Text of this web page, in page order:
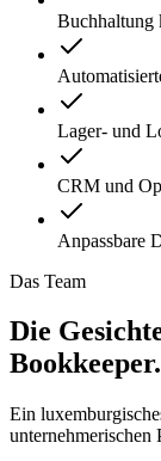
Buchhaltung
Lager- und
CRM und
Anpassbare
Das Team
Die
Ein
unternehmerischen